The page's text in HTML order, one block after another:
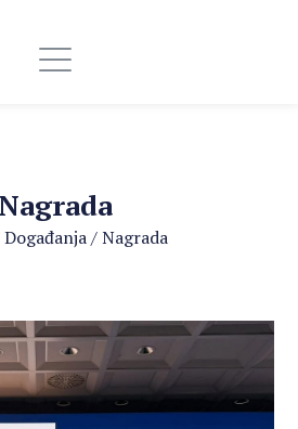
Nagrada
Događanja/Nagrada